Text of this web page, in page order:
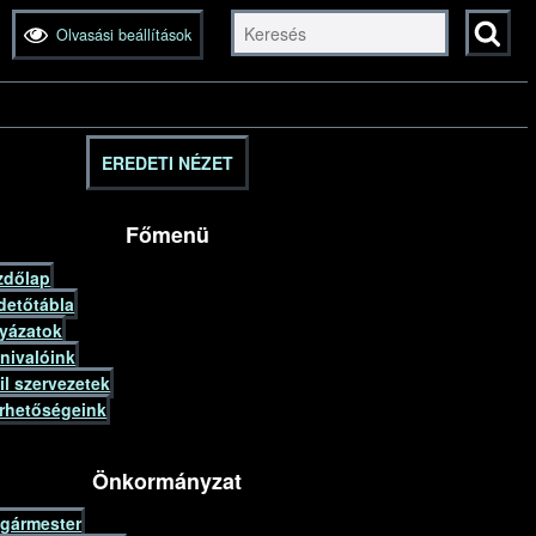
Olvasási beállítások
Keresés
EREDETI NÉZET
Főmenü
szervezetek
Önkormányzat